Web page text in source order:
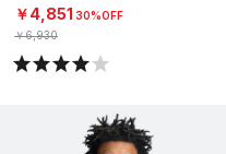
N）
￥4,851 30%OFF
￥6,930